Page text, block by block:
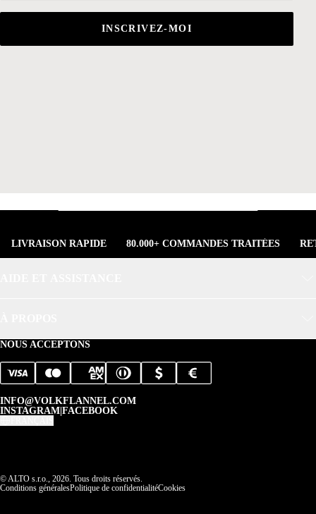
INSCRIVEZ-MOI
LIVRAISON RAPIDE 80.000+ COMMANDES TRAITÉES
NOUS ACCEPTONS
INFO@VOLKFLANNEL.COM
INSTAGRAM FACEBOOK
© ALTO s.r.o., 2026. Tous droits réservés.
Conditions généralesPolitique de confidentialitéCookies